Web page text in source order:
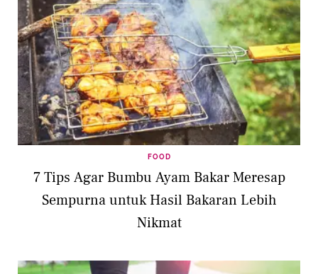
FOOD
7 Tips Agar Bumbu Ayam Bakar Meresap
Sempurna untuk Hasil Bakaran Lebih
Nikmat